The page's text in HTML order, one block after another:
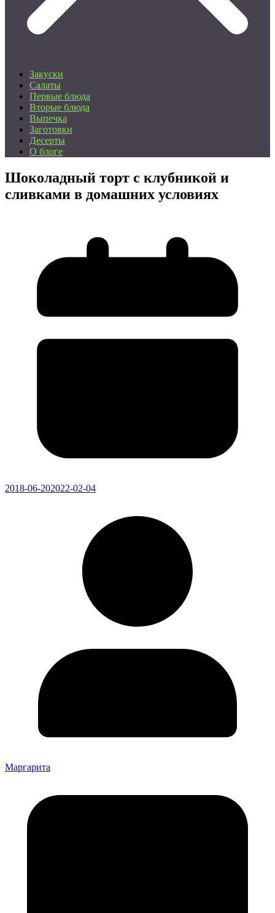
Закуски
Салаты
Первые блюда
Вторые блюда
Выпечка
Заготовки
Десерты
О блоге
Шоколадный торт с клубникой и
сливками в домашних условиях
2018-06-202022-02-04
Маргарита